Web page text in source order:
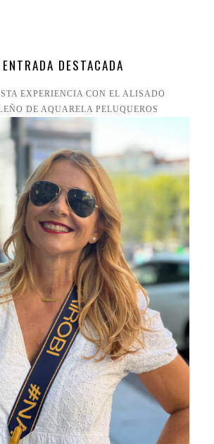
ENTRADA DESTACADA
EXPERIENCIA CON EL ALISADO
DE AQUARELA PELUQUEROS